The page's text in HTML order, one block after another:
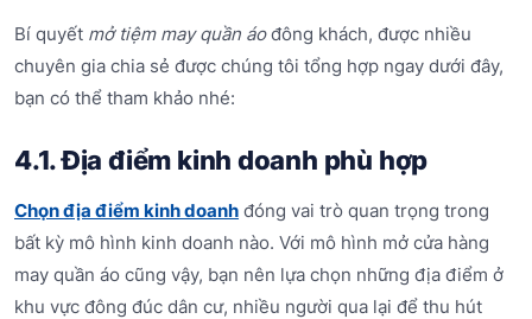
Bí quyết mở tiệm may quần áođông khách, được nhiều
chuyên gia chia sẻ được chúng tôi tổng hợp ngay dưới đây,
bạn có thể tham khảo nhé:
4.1. Địa điểm kinh doanh phù hợp
Chọn địa điểm kinh doanh đóng vai trò quan trọng trong
bất kỳ mô hình kinh doanh nào. Với mô hình mở cửa hàng
may quần áo cũng vậy, bạn nên lựa chọn những địa điểm ở
khu vực đông đúc dân cư, nhiều người qua lại để thu hút